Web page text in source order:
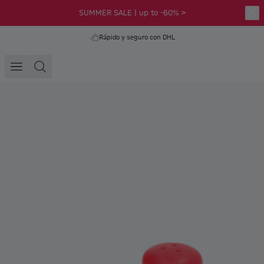
SUMMER SALE | up to -60% >
Rápido y seguro con DHL